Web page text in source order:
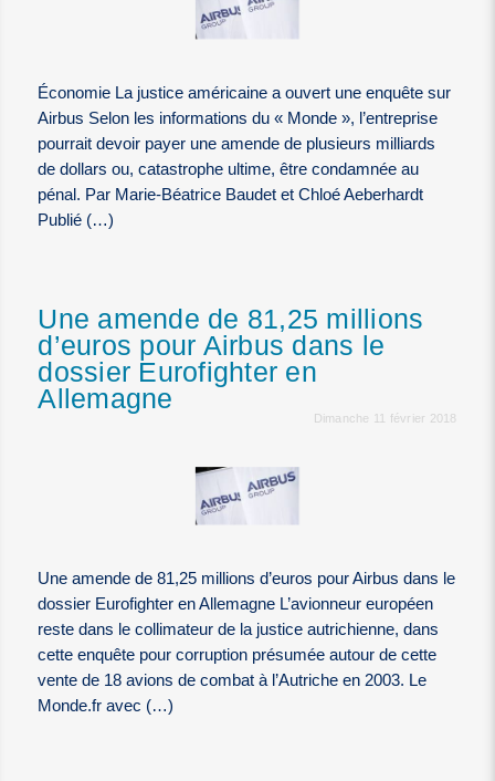
Économie La justice américaine a ouvert une enquête sur
Airbus Selon les informations du « Monde », l’entreprise
pourrait devoir payer une amende de plusieurs milliards
de dollars ou, catastrophe ultime, être condamnée au
pénal. Par Marie-Béatrice Baudet et Chloé Aeberhardt
Publié (…)
Une amende de 81,25 millions
d’euros pour Airbus dans le
dossier Eurofighter en
Allemagne
Dimanche 11 février 2018
Une amende de 81,25 millions d’euros pour Airbus dans le
dossier Eurofighter en Allemagne L’avionneur européen
reste dans le collimateur de la justice autrichienne, dans
cette enquête pour corruption présumée autour de cette
vente de 18 avions de combat à l’Autriche en 2003. Le
Monde.fr avec (…)